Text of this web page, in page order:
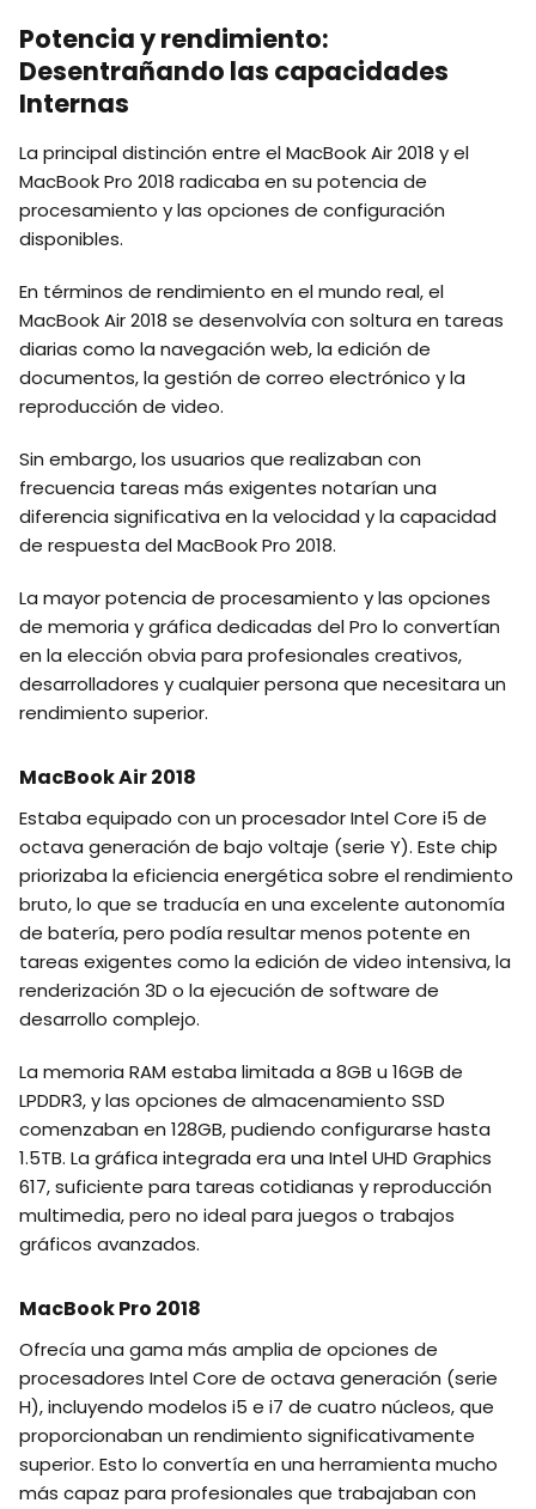
Potencia y rendimiento:
Desentrañando las capacidades
Internas
La principal distinción entre el MacBook Air 2018 y el
MacBook Pro 2018 radicaba en su potencia de
procesamiento y las opciones de configuración
disponibles.
En términos de rendimiento en el mundo real, el
MacBook Air 2018 se desenvolvía con soltura en tareas
diarias como la navegación web, la edición de
documentos, la gestión de correo electrónico y la
reproducción de video.
Sin embargo, los usuarios que realizaban con
frecuencia tareas más exigentes notarían una
diferencia significativa en la velocidad y la capacidad
de respuesta del MacBook Pro 2018.
La mayor potencia de procesamiento y las opciones
de memoria y gráfica dedicadas del Pro lo convertían
en la elección obvia para profesionales creativos,
desarrolladores y cualquier persona que necesitara un
rendimiento superior.
MacBook Air 2018
Estaba equipado con un procesador Intel Core i5 de
octava generación de bajo voltaje (serie Y). Este chip
priorizaba la eficiencia energética sobre el rendimiento
bruto, lo que se traducía en una excelente autonomía
de batería, pero podía resultar menos potente en
tareas exigentes como la edición de video intensiva, la
renderización 3D o la ejecución de software de
desarrollo complejo.
La memoria RAM estaba limitada a 8GB u 16GB de
LPDDR3, y las opciones de almacenamiento SSD
comenzaban en 128GB, pudiendo configurarse hasta
1.5TB. La gráfica integrada era una Intel UHD Graphics
617, suficiente para tareas cotidianas y reproducción
multimedia, pero no ideal para juegos o trabajos
gráficos avanzados.
MacBook Pro 2018
Ofrecía una gama más amplia de opciones de
procesadores Intel Core de octava generación (serie
H), incluyendo modelos i5 e i7 de cuatro núcleos, que
proporcionaban un rendimiento significativamente
superior. Esto lo convertía en una herramienta mucho
más capaz para profesionales que trabajaban con